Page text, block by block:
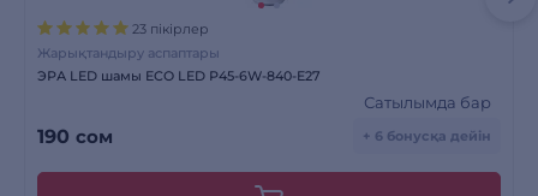
23 пікірлер
Жарықтандыру аспаптары
ЭРА LED шамы ECO LED Р45-6W-840-E27
190 сом
Сатылымда бар
+ 6 бонусқа дейін